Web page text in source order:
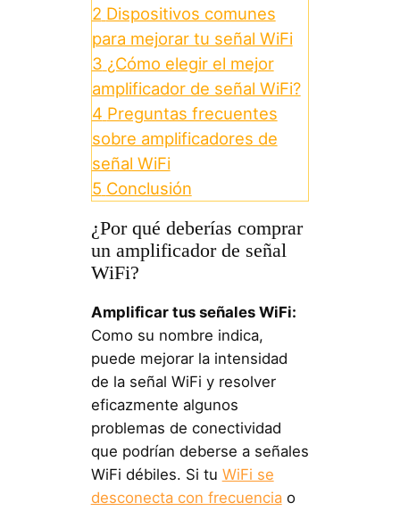
2 Dispositivos comunes
para mejorar tu señal WiFi
3 ¿Cómo elegir el mejor
amplificador de señal WiFi?
4 Preguntas frecuentes
sobre amplificadores de
señal WiFi
5 Conclusión
¿Por qué deberías comprar
un amplificador de señal
WiFi?
Amplificar tus señales WiFi:
Como su nombre indica,
puede mejorar la intensidad
de la señal WiFi y resolver
eficazmente algunos
problemas de conectividad
que podrían deberse a señales
WiFi débiles. Si tu WiFi se
desconecta con frecuenciao